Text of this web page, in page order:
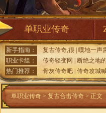
单职业传奇
新手指南： 复古传奇,很 噗地一声
职业卡组：
传奇轻变网 断绝之地的
热门推荐：
骨灰传奇吧 传奇攻城
单职业传奇 > 复古合击传奇> 正文